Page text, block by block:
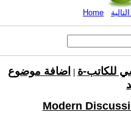
Home
للكاتب-ة
اضافة موضوع
Modern